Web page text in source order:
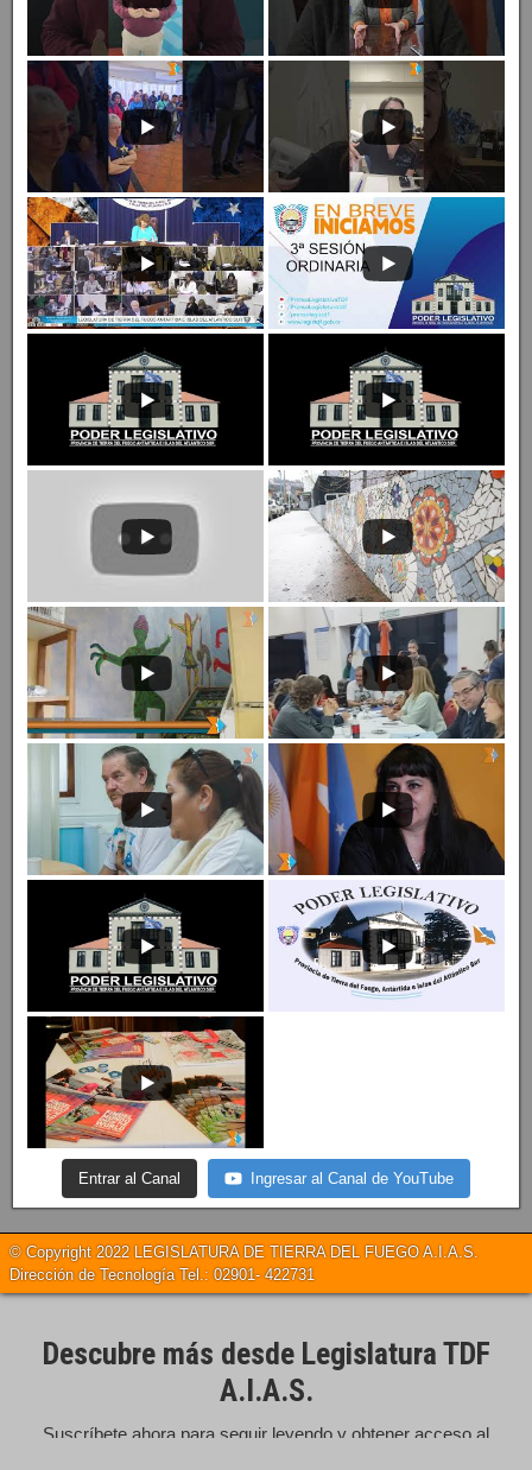
Entrar al Canal Ingresar al Canal de YouTube
© Copyright 2022 LEGISLATURA DE TIERRA DEL FUEGO A.I.A.S.
Dirección de Tecnología Tel.: 02901- 422731
Descubre más desde Legislatura TDF
A.I.A.S.
Suscríbete ahora para seguir leyendo y obtener acceso al